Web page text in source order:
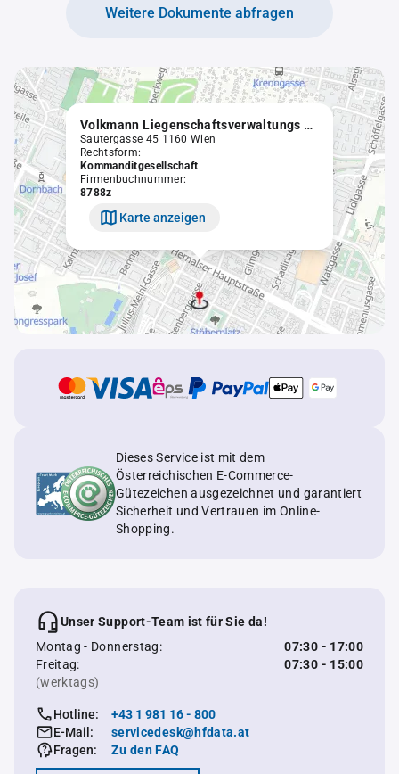
Weitere Dokumente abfragen
Volkmann Liegenschaftsverwaltungs KG
Sautergasse 45 1160 Wien
Rechtsform:
Kommanditgesellschaft
Firmenbuchnummer:
8788z
Karte anzeigen
Dieses Service ist mit dem
Österreichischen E-Commerce-
Gütezeichen ausgezeichnet und garantiert
Sicherheit und Vertrauen im Online-
Shopping.
Unser Support-Team ist für Sie da!
Montag - Donnerstag:
07:30 - 17:00
Freitag:
07:30 - 15:00
(werktags)
Hotline:
+43 1 981 16 - 800
E-Mail:
servicedesk@hfdata.at
Fragen:
Zu den FAQ